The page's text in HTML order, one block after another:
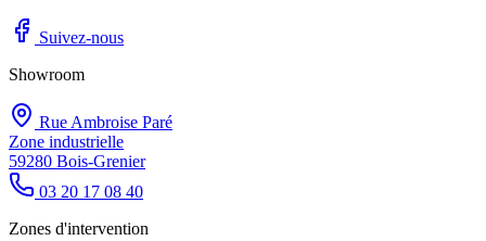
Suivez-nous
Showroom
Rue Ambroise Paré
Zone industrielle
59280 Bois-Grenier
03 20 17 08 40
Zones d'intervention